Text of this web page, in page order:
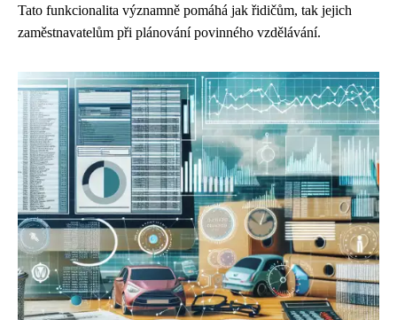
Tato funkcionalita významně pomáhá jak řidičům, tak jejich
zaměstnavatelům při plánování povinného vzdělávání.